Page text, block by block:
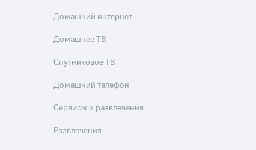
Домашний интернет
Домашнее ТВ
Спутниковое ТВ
Домашний телефон
Сервисы и развлечения
Развлечения